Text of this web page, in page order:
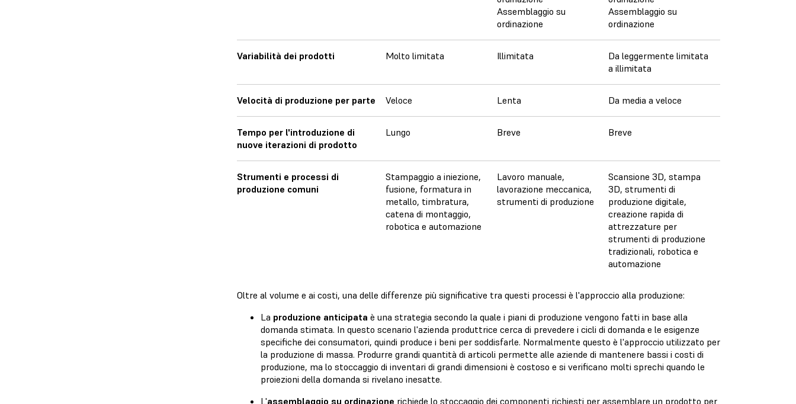
Assemblaggio su
ordinazione
Assemblaggio su
ordinazione
Variabilità dei prodotti Molto limitata Illimitata
Da leggermente limitata
a illimitata
Velocità di produzione per parte Veloce Lenta Da media a veloce
Tempo per l'introduzione di
nuove iterazioni di prodotto
Lungo Breve Breve
Strumenti e processi di
produzione comuni
Stampaggio a iniezione,
fusione, formatura in
metallo, timbratura,
catena di montaggio,
robotica e automazione
Lavoro manuale,
lavorazione meccanica,
strumenti di produzione
Scansione 3D, stampa
3D, strumenti di
produzione digitale,
creazione rapida di
attrezzature per
strumenti di produzione
tradizionali, robotica e
automazione
Oltre al volume e ai costi, una delle differenze più significative tra questi processi è l'approccio alla produzione:
La produzione anticipata è una strategia secondo la quale i piani di produzione vengono fatti in base alla
domanda stimata. In questo scenario l'azienda produttrice cerca di prevedere i cicli di domanda e le esigenze
specifiche dei consumatori, quindi produce i beni per soddisfarle. Normalmente questo è l'approccio utilizzato per
la produzione di massa. Produrre grandi quantità di articoli permette alle aziende di mantenere bassi i costi di
produzione, ma lo stoccaggio di inventari di grandi dimensioni è costoso e si verificano molti sprechi quando le
proiezioni della domanda si rivelano inesatte.
L'assemblaggio su ordinazione richiede lo stoccaggio dei componenti richiesti per assemblare un prodotto per